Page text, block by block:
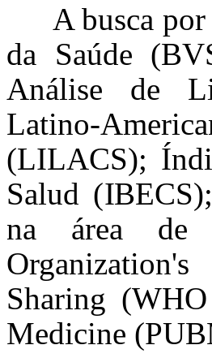
A busca
da Saúde
Análise de
Latino-
(LILACS);
Salud
na área de
Sharing
Medicine